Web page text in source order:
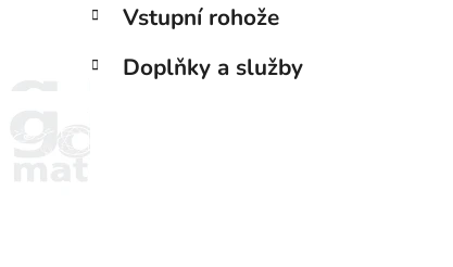
Vstupní rohože
Doplňky a služby